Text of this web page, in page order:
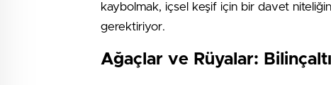
kaybolmak, içsel keşif için bir davet
gerektiriyor.
Ağaçlar ve Rüyalar: